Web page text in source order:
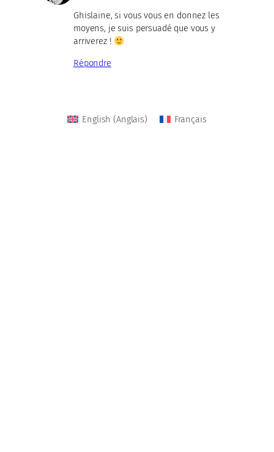
Ghislaine, si vous vous en donnez les
moyens, je suis persuadé que vous y
arriverez !
Répondre
English (Anglais) Français